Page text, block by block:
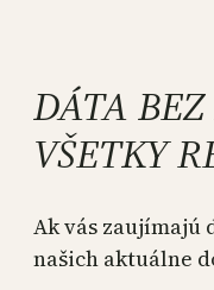
DÁTA
VŠETKY
Ak vás zaujímajú
našich aktuálne